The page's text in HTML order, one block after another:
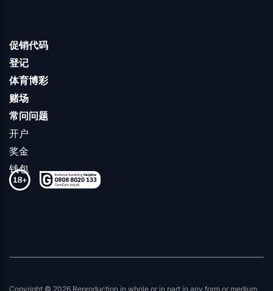
促销代码
登记
体育博彩
赌场
常问问题
开户
奖金
钱包
Copyright © 2026 Reproduction in whole or in part in any form or medium